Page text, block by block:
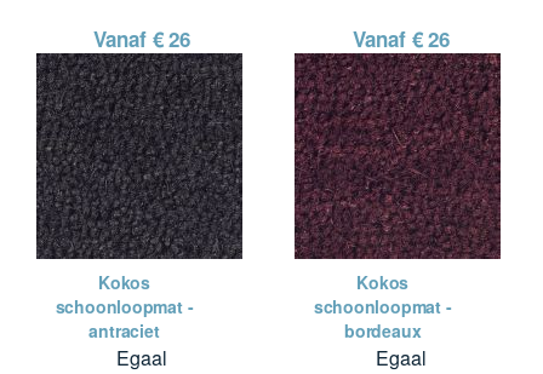
Vanaf €26 Vanaf €26
Kokos
schoonloopmat -
antraciet
Egaal
Kokos
schoonloopmat -
bordeaux
Egaal